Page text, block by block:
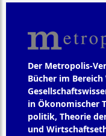
Der Metropolis-
Bücher im
in Ökonomischer
politik, Theorie
und